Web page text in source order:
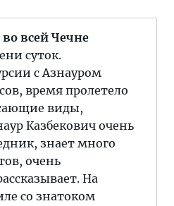
всей Чечне
суток.
с Азнауром
время пролетело
виды,
Казбекович очень
знает много
очень
На
со знатоком